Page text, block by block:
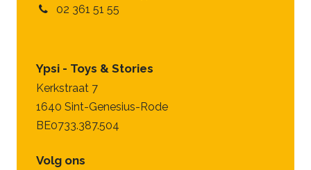
02 361 51 55
Ypsi - Toys & Stories
Kerkstraat 7
1640 Sint-Genesius-Rode
BE0733.387.504
Volg ons